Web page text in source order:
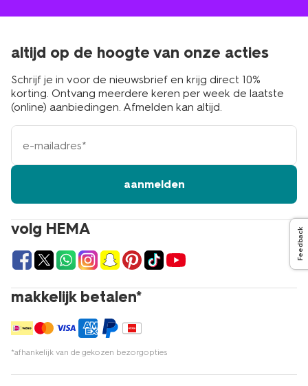
volg HEMA
makkelijk betalen*
*afhankelijk van de gekozen bezorgopties
altijd op de hoogte van onze acties
Schrijf je in voor de nieuwsbrief en krijg direct 10%
korting. Ontvang meerdere keren per week de laatste
(online) aanbiedingen. Afmelden kan altijd.
e-
mailadres
aanmelden
Feedback